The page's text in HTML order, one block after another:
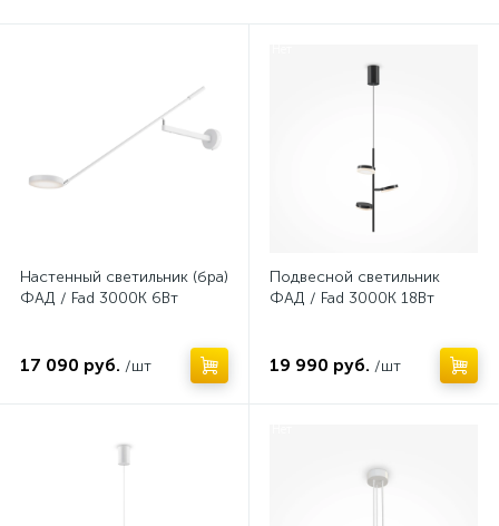
Настенный светильник (бра)
ФАД / Fad 3000К 6Вт
17 090 руб. /шт
Подвесной светильник
ФАД / Fad 3000К 18Вт
19 990 руб. /шт